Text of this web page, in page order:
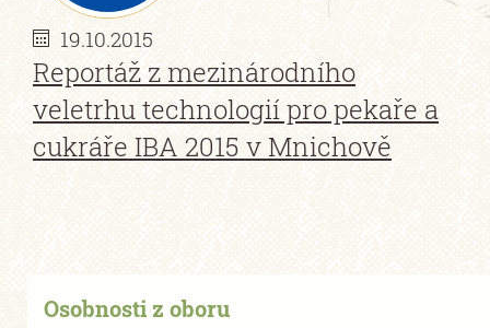
19.10.2015
Reportáž z mezinárodního
veletrhu technologií pro pekaře a
cukráře IBA 2015 v Mnichově
Osobnosti z oboru